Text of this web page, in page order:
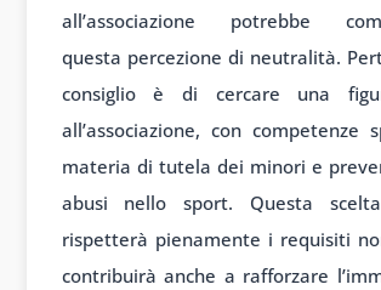
all’associazione potrebbe
questa percezione di neutralità.
consiglio è di cercare una
all’associazione, con competenze
materia di tutela dei minori e
abusi nello sport. Questa
rispetterà pienamente i requisiti
contribuirà anche a rafforzare